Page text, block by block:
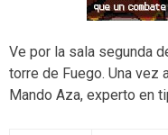
Ve por la sala segunda
torre de Fuego. Una vez
Mando Aza, experto en